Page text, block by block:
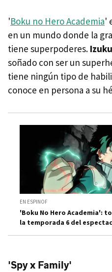
'Boku no Hero Academia'
en un mundo donde la
tiene superpoderes.
soñado con ser un
tiene ningún tipo de
conoce en persona a su
EN ESPINOF
'Boku No Hero Academia':
la temporada 6 del
'Spy x Family'